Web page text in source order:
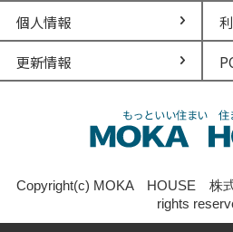
個人情報
更新情報
Copyright(c) MOKA HOUSE 株
rights